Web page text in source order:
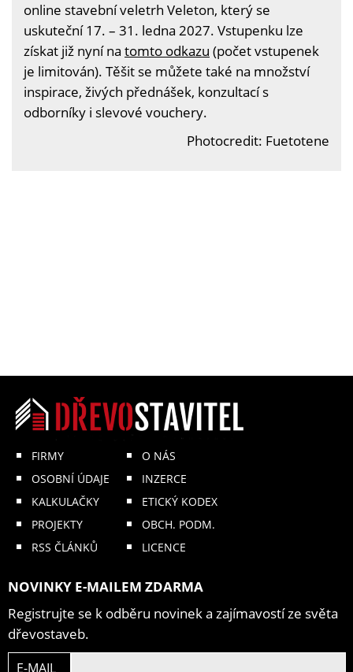
online stavební veletrh Veleton, který se
uskuteční 17. – 31. ledna 2027. Vstupenku lze
získat již nyní na tomto odkazu (počet vstupenek
je limitován). Těšit se můžete také na množství
inspirace, živých přednášek, konzultací s
odborníky i slevové vouchery.
Photocredit: Fuetotene
FIRMY
OSOBNÍ ÚDAJE
KALKULAČKY
PROJEKTY
RSS ČLÁNKŮ
O NÁS
INZERCE
ETICKÝ KODEX
OBCH. PODM.
LICENCE
NOVINKY E-MAILEM ZDARMA
Registrujte se k odběru novinek a zajímavostí ze světa
dřevostaveb.
E-MAIL